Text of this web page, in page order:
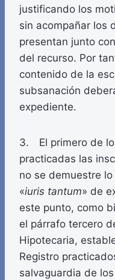
justificando los
sin acompañar los
presentan junto
del recurso. Por
contenido de la
subsanación
expediente.
3. El primero de
practicadas las
no se demuestre
«iuris tantum» de
este punto, como
el párrafo tercero
Hipotecaria,
Registro
salvaguardia de